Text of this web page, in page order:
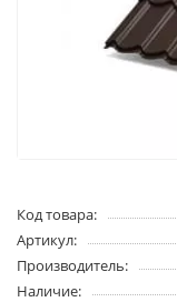
Код товара:
Артикул:
Производитель:
Наличие: